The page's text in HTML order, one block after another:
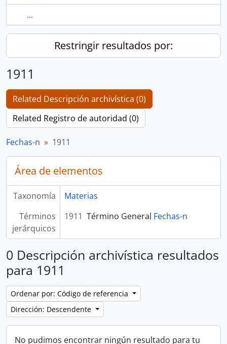
...
Restringir resultados por:
1911
Related Descripción archivística (0)
Related Registro de autoridad (0)
Fechas-n 1911
Área de elementos
Taxonomía
Materias
Términos
jerárquicos
1911 Término General Fechas-n
0 Descripción archivística resultados
para 1911
Ordenar por: Código de referencia
Dirección: Descendente
No pudimos encontrar ningún resultado para tu